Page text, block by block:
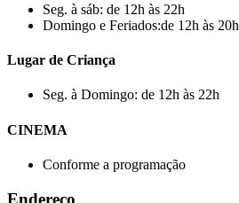
Seg. à sáb: de 12h às 22h
Domingo e Feriados:de 12h às 20h
Lugar de Criança
Seg. à Domingo: de 12h às 22h
CINEMA
Conforme a programação
Endereço